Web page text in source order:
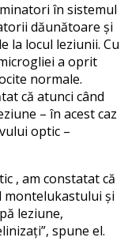
în sistemul
dăunătoare și
la locul leziunii. Cu
a oprit
normale.
că atunci când
– în acest caz
optic –
, am constatat că
montelukastului și
leziune,
spune el.